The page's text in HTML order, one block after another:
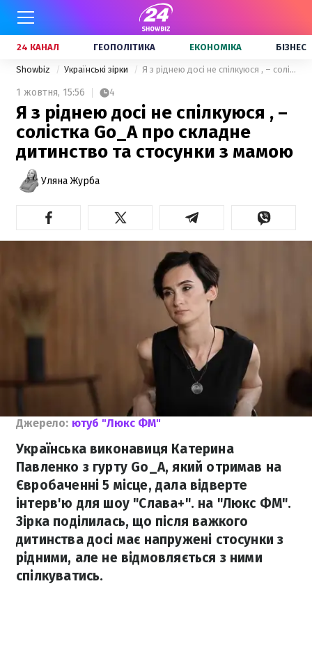
24 КАНАЛ ГЕОПОЛІТИКА ЕКОНОМІКА БІЗНЕС
Showbiz Українські зірки Я з ріднею досі не спілкуюся , – солістка Go_A про складне дитинство та стосунки з мамою
1 жовтня, 15:56 4
Я з ріднею досі не спілкуюся , –
солістка Go_A про складне
дитинство та стосунки з мамою
Уляна Журба
Джерело: ютуб "Люкс ФМ"
Українська виконавиця Катерина
Павленко з гурту Go_A, який отримав на
Євробаченні 5 місце, дала відверте
інтерв'ю для шоу "Слава+". на "Люкс ФМ".
Зірка поділилась, що після важкого
дитинства досі має напружені стосунки з
рідними, але не відмовляється з ними
спілкуватись.